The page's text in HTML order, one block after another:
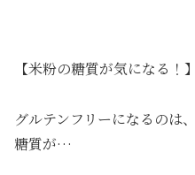
【米粉の糖質が気になる！】
グルテンフリーになるのは
糖質が…